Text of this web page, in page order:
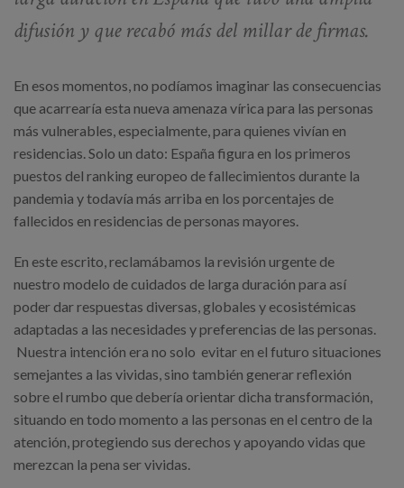
difusión y que recabó más del millar de firmas.
En esos momentos, no podíamos imaginar las consecuencias
que acarrearía esta nueva amenaza vírica para las personas
más vulnerables, especialmente, para quienes vivían en
residencias. Solo un dato: España figura en los primeros
puestos del ranking europeo de fallecimientos durante la
pandemia y todavía más arriba en los porcentajes de
fallecidos en residencias de personas mayores.
En este escrito, reclamábamos la revisión urgente de
nuestro modelo de cuidados de larga duración para así
poder dar respuestas diversas, globales y ecosistémicas
adaptadas a las necesidades y preferencias de las personas.
Nuestra intención era no solo evitar en el futuro situaciones
semejantes a las vividas, sino también generar reflexión
sobre el rumbo que debería orientar dicha transformación,
situando en todo momento a las personas en el centro de la
atención, protegiendo sus derechos y apoyando vidas que
merezcan la pena ser vividas.